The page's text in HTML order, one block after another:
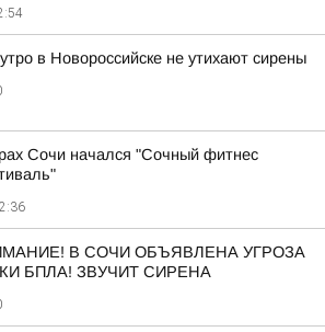
в Новороссийске не утихают сирены
Сочи начался "Сочный фитнес
В СОЧИ ОБЪЯВЛЕНА УГРОЗА
БПЛА! ЗВУЧИТ СИРЕНА